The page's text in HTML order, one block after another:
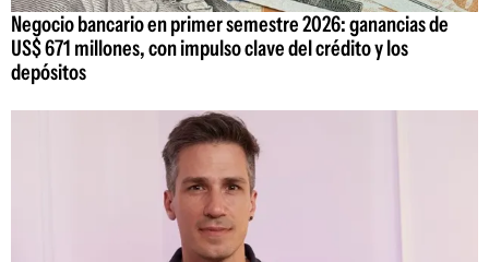
Negocio bancario en primer semestre 2026: ganancias de
US$ 671 millones, con impulso clave del crédito y los
depósitos